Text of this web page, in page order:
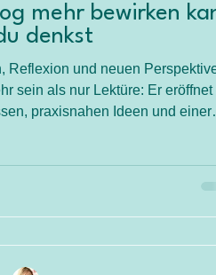
mehr bewirken
denkst
Reflexion und neuen
sein als nur Lektüre: Er eröffnet
praxisnahen Ideen und einer